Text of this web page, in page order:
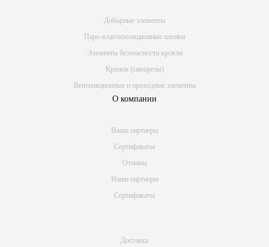
Доборные элементы
Паро-влагоизоляционные пленки
Элементы безопасности кровли
Крепеж (саморезы)
Вентиляционные и проходные элементы
О компании
Наши партнеры
Сертификаты
Отзывы
Наши партнеры
Сертификаты
Доставка